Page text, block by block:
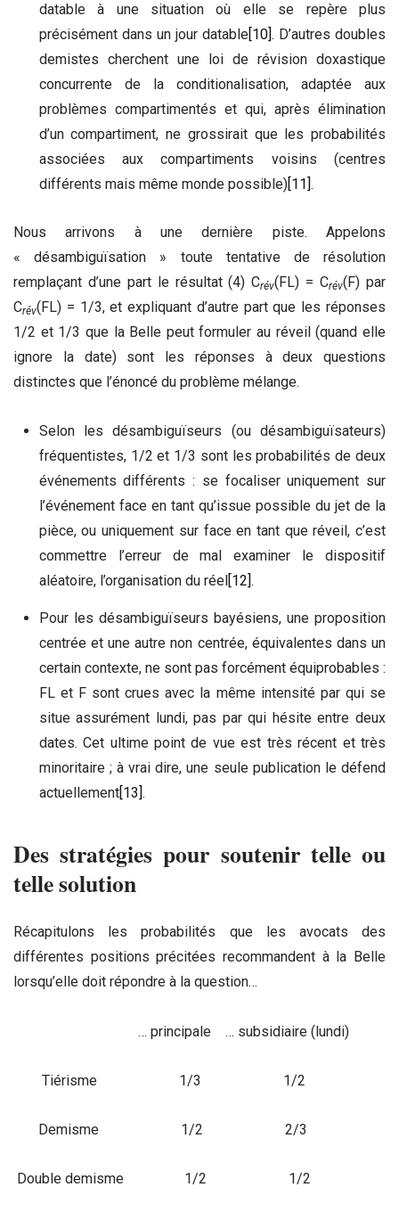
datable à une situation où elle se repère plus
précisément dans un jour datable[10] . D’autres doubles
demistes cherchent une loi de révision doxastique
concurrente de la conditionalisation, adaptée aux
problèmes compartimentés et qui, après élimination
d’un compartiment, ne grossirait que les probabilités
associées aux compartiments voisins (centres
différents mais même monde possible)[11] .
Nous arrivons à une dernière piste. Appelons
« désambiguïsation » toute tentative de résolution
remplaçant d’une part le résultat (4) Crév(FL) = Crév(F) par
Crév(FL) = 1/3, et expliquant d’autre part que les réponses
1/2 et 1/3 que la Belle peut formuler au réveil (quand elle
ignore la date) sont les réponses à deux questions
distinctes que l’énoncé du problème mélange.
Selon les désambiguïseurs (ou désambiguïsateurs)
fréquentistes, 1/2 et 1/3 sont les probabilités de deux
événements différents : se focaliser uniquement sur
l’événement face en tant qu’issue possible du jet de la
pièce, ou uniquement sur face en tant que réveil, c’est
commettre l’erreur de mal examiner le dispositif
aléatoire, l’organisation du réel[12].
Pour les désambiguïseurs bayésiens, une proposition
centrée et une autre non centrée, équivalentes dans un
certain contexte, ne sont pas forcément équiprobables :
FL et F sont crues avec la même intensité par qui se
situe assurément lundi, pas par qui hésite entre deux
dates. Cet ultime point de vue est très récent et très
minoritaire ; à vrai dire, une seule publication le défend
actuellement[13].
Des stratégies pour soutenir telle ou
telle solution
Récapitulons les probabilités que les avocats des
différentes positions précitées recommandent à la Belle
lorsqu’elle doit répondre à la question…
… principale … subsidiaire (lundi)
Tiérisme 1/3 1/2
Demisme 1/2 2/3
Double demisme 1/2 1/2